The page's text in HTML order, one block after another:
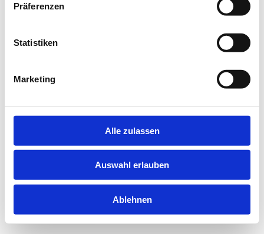
Präferenzen
Statistiken
Marketing
Alle zulassen
Auswahl erlauben
Ablehnen